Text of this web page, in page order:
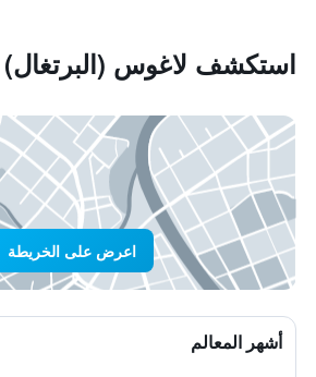
استكشف لاغوس (البرتغال)
اعرض على الخريطة
أشهر المعالم